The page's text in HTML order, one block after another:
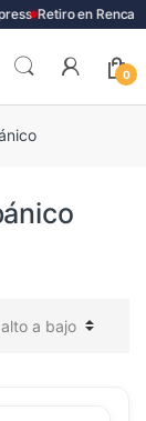
Retiro en Renca
0